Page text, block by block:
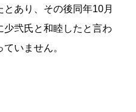
あり、その後同年10月
少弐氏と和睦したと言わ
いません。